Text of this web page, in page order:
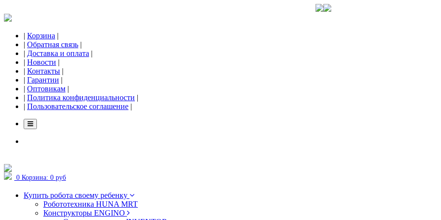
| Корзина |
| Обратная связь |
| Доставка и оплата |
| Новости |
| Контакты |
| Гарантии |
| Оптовикам |
| Политика конфиденциальности |
| Пользовательское соглашение |
0 Корзина: 0 руб
Купить робота своему ребенку
Робототехника HUNA MRT
Конструкторы ENGINO